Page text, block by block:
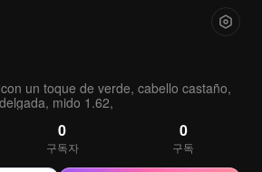
un toque de verde, cabello castaño,
mido 1.62,
0
구독자
0
구독